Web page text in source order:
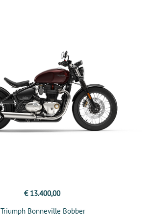
€ 13.400,00
Triumph Bonneville Bobber